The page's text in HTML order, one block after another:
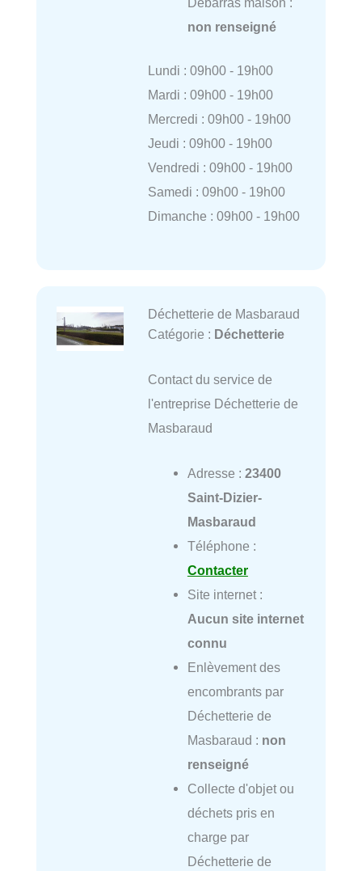
non renseigné
Lundi : 09h00 - 19h00
Mardi : 09h00 - 19h00
Mercredi : 09h00 - 19h00
Jeudi : 09h00 - 19h00
Vendredi : 09h00 - 19h00
Samedi : 09h00 - 19h00
Dimanche : 09h00 - 19h00
Déchetterie de Masbaraud
Catégorie : Déchetterie
Contact du service de
l'entreprise Déchetterie de
Masbaraud
Adresse : 23400
Saint-Dizier-
Masbaraud
Téléphone :
Contacter
Site internet :
Aucun site internet
connu
Enlèvement des
encombrants par
Déchetterie de
Masbaraud : non
renseigné
Collecte d'objet ou
déchets pris en
charge par
Déchetterie de